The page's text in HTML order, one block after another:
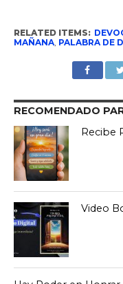
RELATED ITEMS:
MAÑANA, PALABRA DE
RECOMENDADO
Recibe
Video